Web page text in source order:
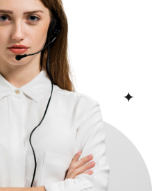
اسطنبول - بيوك شكمجة
D-030